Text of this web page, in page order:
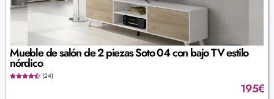
Mueble de salón de 2 piezas Soto 04 con bajo TV estilo
nórdico
(24)
195€